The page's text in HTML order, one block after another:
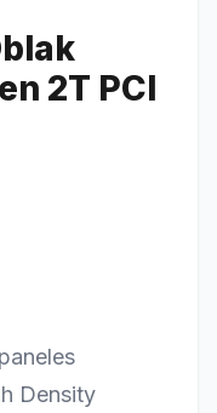
2T PCI
Density